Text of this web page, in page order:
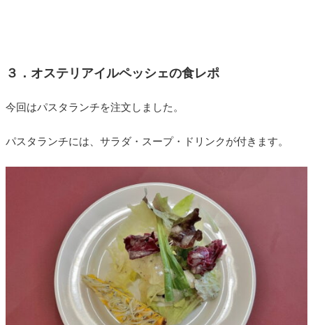
３．オステリアイルペッシェの食レポ
今回はパスタランチを注文しました。
パスタランチには、サラダ・スープ・ドリンクが付きます。